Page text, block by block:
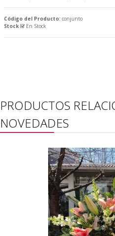
Código del Producto: conjunto
Stock
En Stock
PRODUCTOS
NOVEDADES